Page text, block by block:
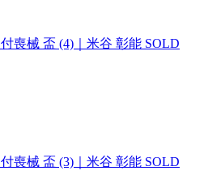
付喪械 盃 (4)｜米谷 彰能 SOLD
付喪械 盃 (3)｜米谷 彰能 SOLD